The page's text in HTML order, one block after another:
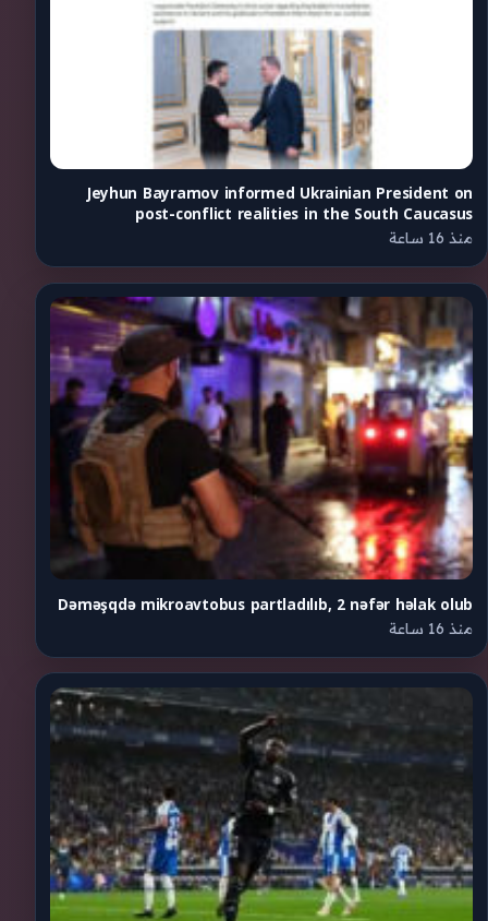
Jeyhun Bayramov informed Ukrainian President on
post-conflict realities in the South Caucasus
منذ 16 ساعة
Dəməşqdə mikroavtobus partladılıb, 2 nəfər həlak olub
منذ 16 ساعة